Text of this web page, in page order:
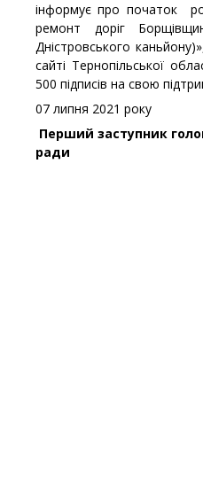
інформує про початок
ремонт доріг
Дністровського
сайті Тернопільської
500 підписів на свою
07 липня 2021 року
Перший заступник
ради